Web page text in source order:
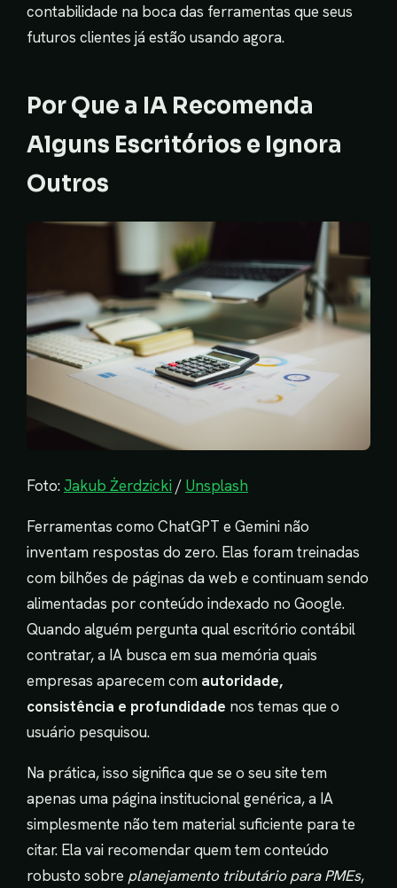
contabilidade na boca das ferramentas que seus
futuros clientes já estão usando agora.
Por Que a IA Recomenda
Alguns Escritórios e Ignora
Outros
Foto:Jakub Żerdzicki / Unsplash
Ferramentas como ChatGPT e Gemini não
inventam respostas do zero. Elas foram treinadas
com bilhões de páginas da web e continuam sendo
alimentadas por conteúdo indexado no Google.
Quando alguém pergunta qual escritório contábil
contratar, a IA busca em sua memória quais
empresas aparecem com autoridade,
consistência e profundidade nos temas que o
usuário pesquisou.
Na prática, isso significa que se o seu site tem
apenas uma página institucional genérica, a IA
simplesmente não tem material suficiente para te
citar. Ela vai recomendar quem tem conteúdo
robusto sobre planejamento tributário para PMEs,